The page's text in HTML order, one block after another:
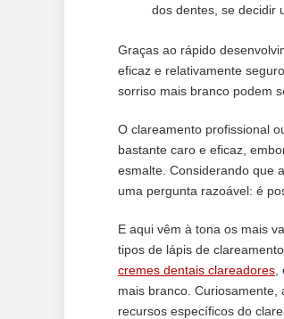
dos dentes, se decidir
Graças ao rápido
eficaz e relativamente
sorriso mais branco podem
O clareamento profissional
bastante caro e eficaz,
esmalte. Considerando que
uma pergunta razoável: é
E aqui vêm à tona os mais
tipos de lápis de
cremes dentais clareadores
mais branco.
recursos específicos do